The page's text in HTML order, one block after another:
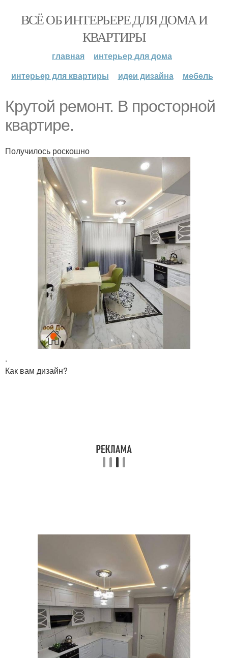
ВСЁ ОБ ИНТЕРЬЕРЕ ДЛЯ ДОМА И
КВАРТИРЫ
главная
интерьер для дома
интерьер для квартиры
идеи дизайна мебель
Крутой ремонт. В просторной
квартире.
Получилось роскошно
.
Как вам дизайн?